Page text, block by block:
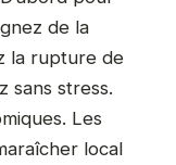
de la
la rupture de
sans stress.
Les
local